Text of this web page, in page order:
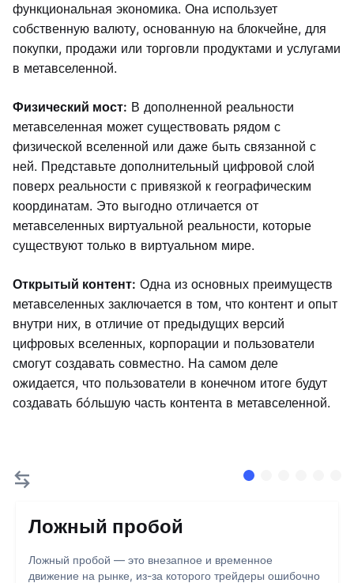
функциональная экономика. Она использует
собственную валюту, основанную на блокчейне, для
покупки, продажи или торговли продуктами и услугами
в метавселенной.
Физический мост: В дополненной реальности
метавселенная может существовать рядом с
физической вселенной или даже быть связанной с
ней. Представьте дополнительный цифровой слой
поверх реальности с привязкой к географическим
координатам. Это выгодно отличается от
метавселенных виртуальной реальности, которые
существуют только в виртуальном мире.
Открытый контент: Одна из основных преимуществ
метавселенных заключается в том, что контент и опыт
внутри них, в отличие от предыдущих версий
цифровых вселенных, корпорации и пользователи
смогут создавать совместно. На самом деле
ожидается, что пользователи в конечном итоге будут
создавать бóльшую часть контента в метавселенной.
Ложный пробой
Ложный пробой — это внезапное и временное
движение на рынке, из-за которого трейдеры ошибочно